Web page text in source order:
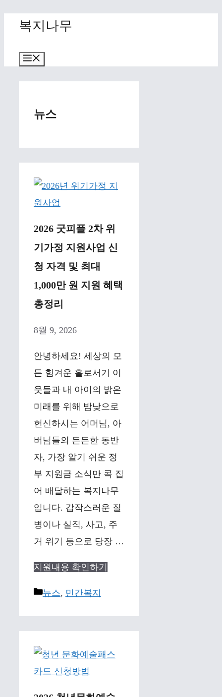
content
복지나무
뉴스
2026 굿피플 2차 위
기가정 지원사업 신
청 자격 및 최대
1,000만 원 지원 혜택
총정리
8월 9, 2026
안녕하세요! 세상의 모
든 힘겨운 홀로서기 이
웃들과 내 아이의 밝은
미래를 위해 밤낮으로
헌신하시는 어머님, 아
버님들의 든든한 동반
자, 가장 알기 쉬운 정
부 지원금 소식만 콕 집
어 배달하는 복지나무
입니다. 갑작스러운 질
병이나 실직, 사고, 주
거 위기 등으로 당장 …
지원내용 확인하기
Categories
뉴스, 민간복지